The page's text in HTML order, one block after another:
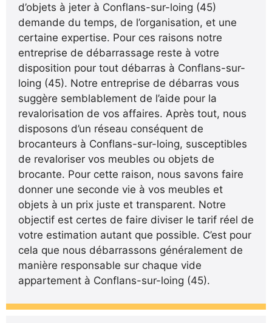
d’objets à jeter à Conflans-sur-loing (45)
demande du temps, de l’organisation, et une
certaine expertise. Pour ces raisons notre
entreprise de débarrassage reste à votre
disposition pour tout débarras à Conflans-sur-
loing (45). Notre entreprise de débarras vous
suggère semblablement de l’aide pour la
revalorisation de vos affaires. Après tout, nous
disposons d’un réseau conséquent de
brocanteurs à Conflans-sur-loing, susceptibles
de revaloriser vos meubles ou objets de
brocante. Pour cette raison, nous savons faire
donner une seconde vie à vos meubles et
objets à un prix juste et transparent. Notre
objectif est certes de faire diviser le tarif réel de
votre estimation autant que possible. C’est pour
cela que nous débarrassons généralement de
manière responsable sur chaque vide
appartement à Conflans-sur-loing (45).